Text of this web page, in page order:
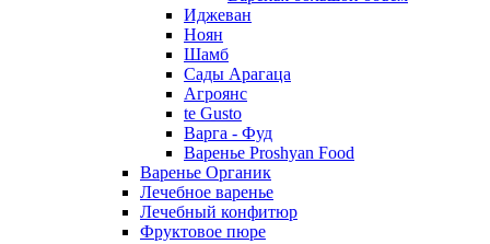
Иджеван
Ноян
Шамб
Сады Арагаца
Агроянс
te Gusto
Варга - Фуд
Варенье Proshyan Food
Варенье Органик
Лечебное варенье
Лечебный конфитюр
Фруктовое пюре